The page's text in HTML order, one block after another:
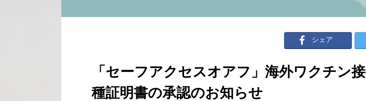
シェア
「セーフアクセスオアフ」海外ワクチン接
種証明書の承認のお知らせ